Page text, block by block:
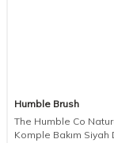
Humble Brush
The Humble Co
Komple Bakım Siyah